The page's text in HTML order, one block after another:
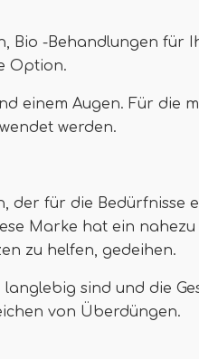
Bio -Behandlungen für
Option.
einem Augen. Für die
werden.
der für die Bedürfnisse
Marke hat ein nahezu
zu helfen, gedeihen.
sind und die
von Überdüngen.